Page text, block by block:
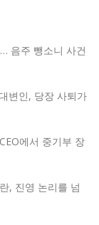
음주 뺑소니 사건
변인, 당장 사퇴가
에서 중기부 장
, 진영 논리를 넘